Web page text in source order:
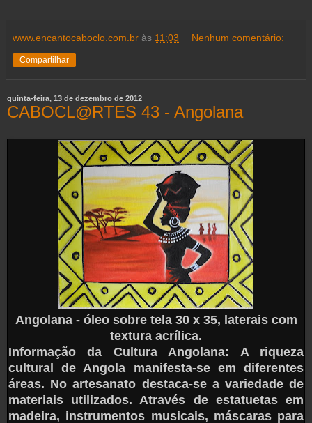
www.encantocaboclo.com.br às 11:03 Nenhum comentário:
Compartilhar
quinta-feira, 13 de dezembro de 2012
CABOCL@RTES 43 - Angolana
Angolana - óleo sobre tela 30 x 35, laterais com
textura acrílica.
Informação da Cultura Angolana: A riqueza
cultural de Angola manifesta-se em diferentes
áreas. No artesanato destaca-se a variedade de
materiais utilizados. Através de estatuetas em
madeira, instrumentos musicais, máscaras para